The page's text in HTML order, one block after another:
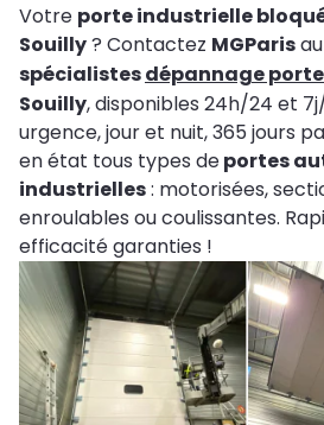
Votre porte industrielle
Souilly? Contactez MGParisau
spécialistesdépannage
Souilly, disponibles 24h/24 et
urgence, jour et nuit, 365 jours
en état tous types deportes
industrielles: motorisées,
enroulables ou coulissantes.
efficacité garanties !